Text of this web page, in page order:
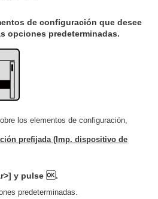
de configuración que desee
opciones predeterminadas.
los elementos de configuración,
prefijada (Imp. dispositivo de
y pulse .
predeterminadas.